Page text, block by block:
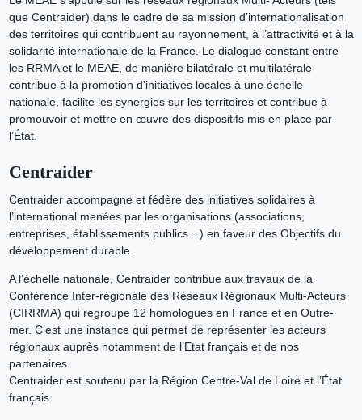
que Centraider) dans le cadre de sa mission d’internationalisation
des territoires qui contribuent au rayonnement, à l’attractivité et à la
solidarité internationale de la France. Le dialogue constant entre
les RRMA et le MEAE, de manière bilatérale et multilatérale
contribue à la promotion d’initiatives locales à une échelle
nationale, facilite les synergies sur les territoires et contribue à
promouvoir et mettre en œuvre des dispositifs mis en place par
l’État.
Centraider
Centraider accompagne et fédère des initiatives solidaires à
l’international menées par les organisations (associations,
entreprises, établissements publics…) en faveur des Objectifs du
développement durable.
A l’échelle nationale, Centraider contribue aux travaux de la
Conférence Inter-régionale des Réseaux Régionaux Multi-Acteurs
(CIRRMA) qui regroupe 12 homologues en France et en Outre-
mer. C’est une instance qui permet de représenter les acteurs
régionaux auprès notamment de l’Etat français et de nos
partenaires.
Centraider est soutenu par la Région Centre-Val de Loire et l’État
français.